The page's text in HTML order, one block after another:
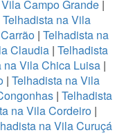
Campo Grande|
Telhadista na Vila
| Telhadista na
Claudia | Telhadista
na Vila Chica Luisa |
| Telhadista na Vila
| Telhadista
na Vila Cordeiro |
na Vila Curuçá